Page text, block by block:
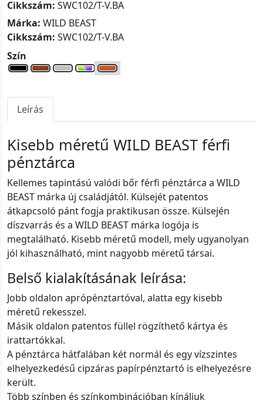
Cikkszám: SWC102/T-V.BA
Márka: WILD BEAST
Cikkszám: SWC102/T-V.BA
Szín
Leírás
Kisebb méretű WILD BEAST férfi
pénztárca
Kellemes tapintású valódi bőr férfi pénztárca a WILD
BEAST márka új családjától. Külsejét patentos
átkapcsoló pánt fogja praktikusan össze. Külsején
díszvarrás és a WILD BEAST márka logója is
megtalálható. Kisebb méretű modell, mely ugyanolyan
jól kihasználható, mint nagyobb méretű társai.
Belső kialakításának leírása:
Jobb oldalon aprópénztartóval, alatta egy kisebb
méretű rekesszel.
Másik oldalon patentos füllel rögzíthető kártya és
irattartókkal.
A pénztárca hátfalában két normál és egy vízszintes
elhelyezkedésű cipzáras papírpénztartó is elhelyezésre
került.
Több színben és színkombinációban kínáljuk